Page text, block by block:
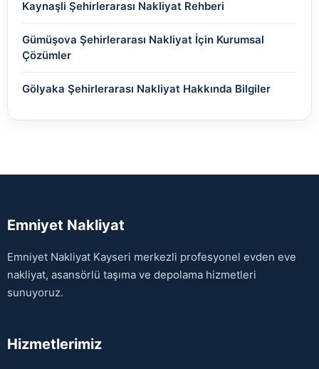
Kaynaşli Şehirlerarası Nakliyat Rehberi
Gümüşova Şehirlerarası Nakliyat İçin Kurumsal
Çözümler
Gölyaka Şehirlerarası Nakliyat Hakkında Bilgiler
Emniyet Nakliyat
Emniyet Nakliyat Kayseri merkezli profesyonel evden eve
nakliyat, asansörlü taşıma ve depolama hizmetleri
sunuyoruz.
Hizmetlerimiz